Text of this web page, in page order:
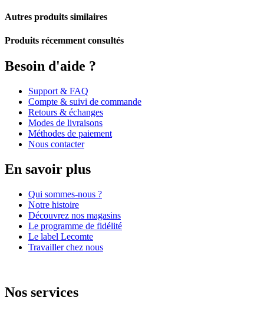
Autres produits similaires
Produits récemment consultés
Besoin d'aide ?
Support & FAQ
Compte & suivi de commande
Retours & échanges
Modes de livraisons
Méthodes de paiement
Nous contacter
En savoir plus
Qui sommes-nous ?
Notre histoire
Découvrez nos magasins
Le programme de fidélité
Le label Lecomte
Travailler chez nous
Nos services